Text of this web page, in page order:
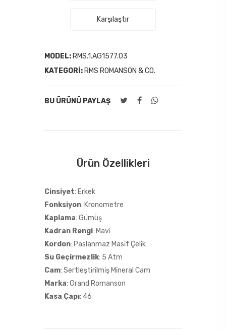
Karşılaştır
MODEL: RMS.1.AG1577.03
KATEGORI: RMS ROMANSON & CO.
BU ÜRÜNÜ PAYLAŞ
Ürün Özellikleri
Cinsiyet: Erkek
Fonksiyon: Kronometre
Kaplama: Gümüş
Kadran Rengi: Mavi̇
Kordon: Paslanmaz Masi̇f Çeli̇k
Su Geçirmezlik: 5 Atm
Cam: Sertleşti̇ri̇lmi̇ş Mi̇neral Cam
Marka: Grand Romanson
Kasa Çapı: 46